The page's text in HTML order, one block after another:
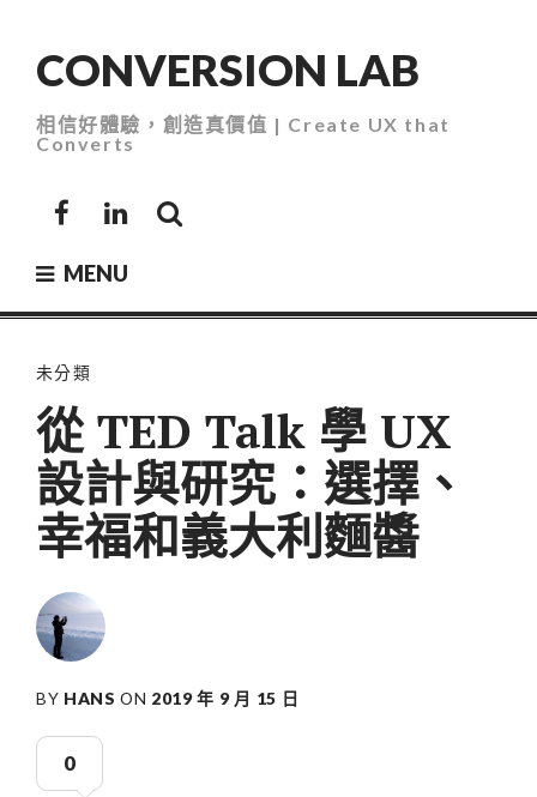
contentCONVERSION LAB
相信好體驗，創造真價值 | Create UX that
Converts
FacebookLinkedIn
MENU
未分類
從 TED Talk 學 UX
設計與研究：選擇、
幸福和義大利麵醬
BY HANS ON 2019 年 9 月 15 日
0